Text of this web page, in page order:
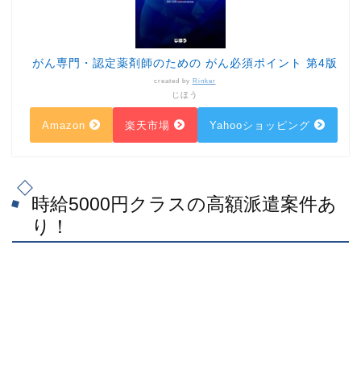
がん専門・認定薬剤師のための がん必須ポイント 第4版
created by Rinker
じほう
Amazon 楽天市場 Yahooショッピング
時給5000円クラスの高額派遣案件あ
り！